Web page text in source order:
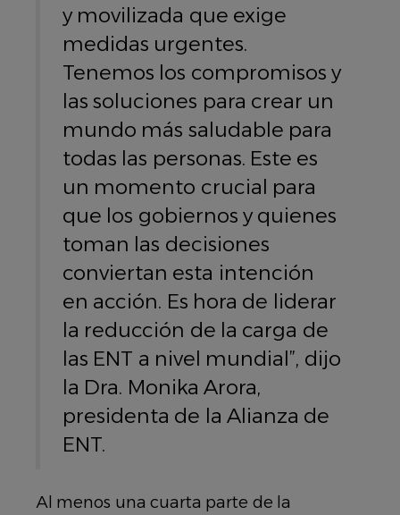
y movilizada que exige
medidas urgentes.
Tenemos los compromisos y
las soluciones para crear un
mundo más saludable para
todas las personas. Este es
un momento crucial para
que los gobiernos y quienes
toman las decisiones
conviertan esta intención
en acción. Es hora de liderar
la reducción de la carga de
las ENT a nivel mundial”, dijo
la Dra. Monika Arora,
presidenta de la Alianza de
ENT.
Al menos una cuarta parte de la